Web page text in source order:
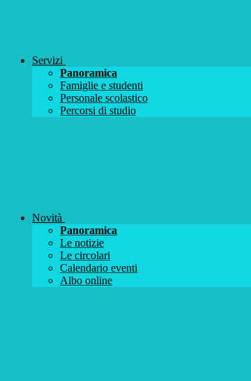
Servizi
Panoramica
Famiglie e studenti
Personale scolastico
Percorsi di studio
Novità
Panoramica
Le notizie
Le circolari
Calendario eventi
Albo online